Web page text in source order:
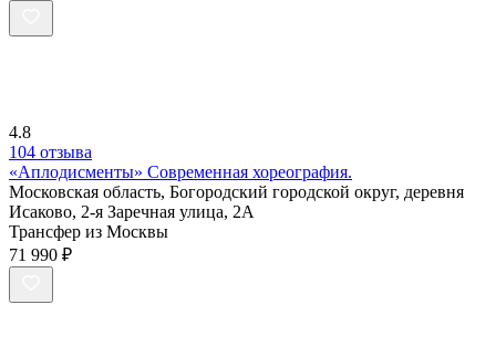
4.8
104 отзыва
«Аплодисменты» Современная хореография.
Московская область, Богородский городской округ, деревня
Исаково, 2-я Заречная улица, 2А
Трансфер из Москвы
71 990 ₽